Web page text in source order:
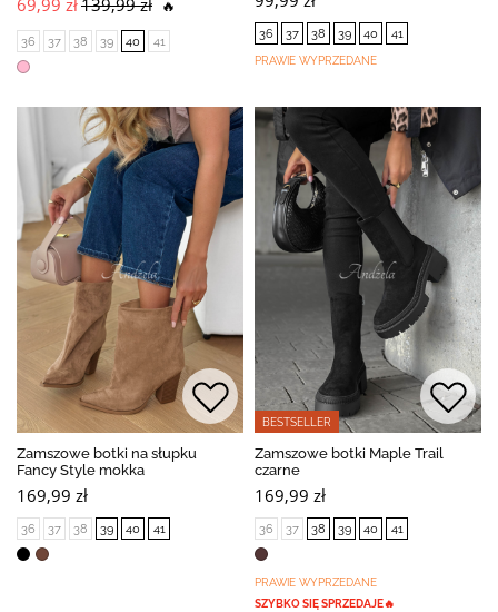
🔥
36 37 38 39 40 41
36 37 38 39 40 41
PRAWIE WYPRZEDANE
Zamszowe botki na słupku
Fancy Style mokka
169,99 zł
36 37 38 39 40 41
BESTSELLER
Zamszowe botki Maple Trail
czarne
169,99 zł
36 37 38 39 40 41
PRAWIE WYPRZEDANE
SZYBKO SIĘ SPRZEDAJE🔥